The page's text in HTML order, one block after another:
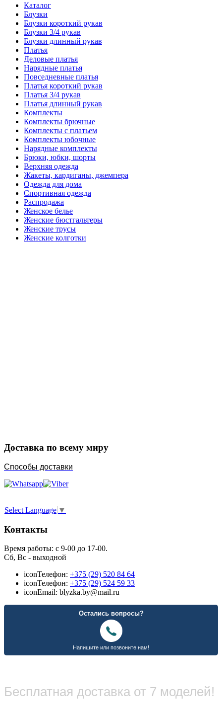
Каталог
Блузки
Блузки короткий рукав
Блузки 3/4 рукав
Блузки длинный рукав
Платья
Деловые платья
Нарядные платья
Повседневные платья
Платья короткий рукав
Платья 3/4 рукав
Платья длинный рукав
Комплекты
Комплекты брючные
Комплекты с платьем
Комплекты юбочные
Нарядные комплекты
Брюки, юбки, шорты
Верхняя одежда
Жакеты, кардиганы, джемпера
Одежда для дома
Спортивная одежда
Распродажа
Женское белье
Женские бюстгальтеры
Женские трусы
Женские колготки
Доставка по всему миру
Способы доставки
Select Language ▼
Контакты
Время работы: с 9-00 до 17-00.
Сб, Вс - выходной
iconТелефон: +375 (29) 520 84 64
iconТелефон: +375 (29) 524 59 33
iconEmail: blyzka.by@mail.ru
Бесплатная доставка от 7 моделей!